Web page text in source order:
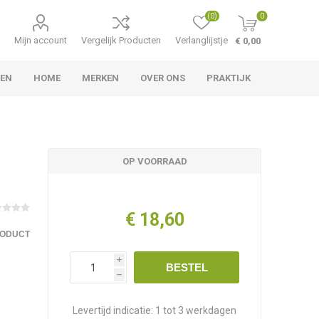
Mijn account Vergelijk Producten Verlanglijstje
(0) 0
€ 0,00
HOME MERKEN OVER ONS PRAKTIJK
OP VOORRAAD
€ 18,60
i
h
BESTEL
Levertijd indicatie: 1 tot 3 werkdagen